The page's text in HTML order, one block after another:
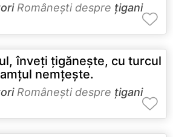
Româneşti despre țigani
înveţi ţigăneşte, cu turcul
nemţeşte.
Româneşti despre țigani